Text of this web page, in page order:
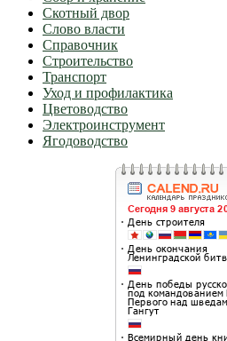
Скотный двор
Слово власти
Справочник
Строительство
Транспорт
Уход и профилактика
Цветоводство
Электроинструмент
Ягодоводство